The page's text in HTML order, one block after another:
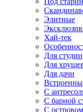
Элитные
Хай-тек
Для студии
Для
Для дачи
С
С барной
С островом